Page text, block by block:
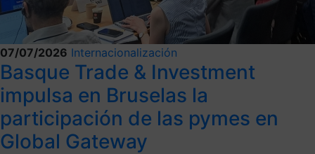
07/07/2026 Internacionalización
Basque Trade & Investment
impulsa en Bruselas la
participación de las pymes en
Global Gateway